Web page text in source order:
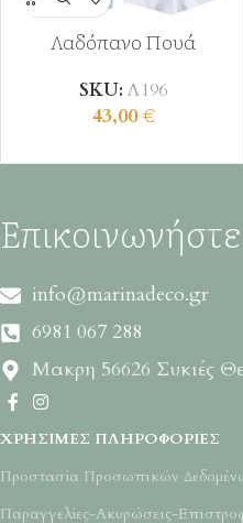
Λαδόπανο Πουά
SKU: Λ196
43,00€
Επικοινωνήστε
info@marinadeco.gr
6981 067 288
Μακρη 56626 Συκιές
ΧΡΉΣΙΜΕΣ ΠΛΗΡΟΦΟΡΊΕΣ
Προστασία Προσωπικών
Παραγγελίες-Ακυρώσεις-